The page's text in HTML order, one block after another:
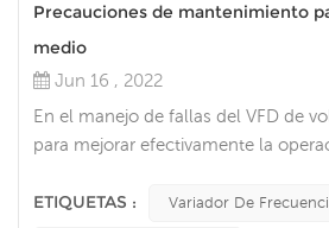
Precauciones de mantenimiento
medio
Jun 16 , 2022
En el manejo de fallas del VFD de
para mejorar efectivamente la
equipo y tratarla de manera
ETIQUETAS : Variador De